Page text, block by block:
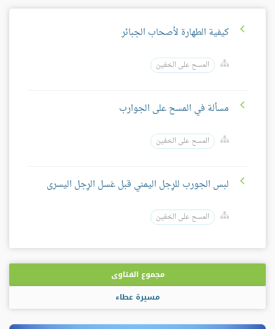
كيفية الطهارة لأصحاب الجبائر
المسح على الخفين
مسألة في المسح على الجوارب
المسح على الخفين
لبس الجورب للرِجل اليمني قبل غسل الرِجل اليسرى
المسح على الخفين
مجموع الفتاوى
مسيرة عطاء